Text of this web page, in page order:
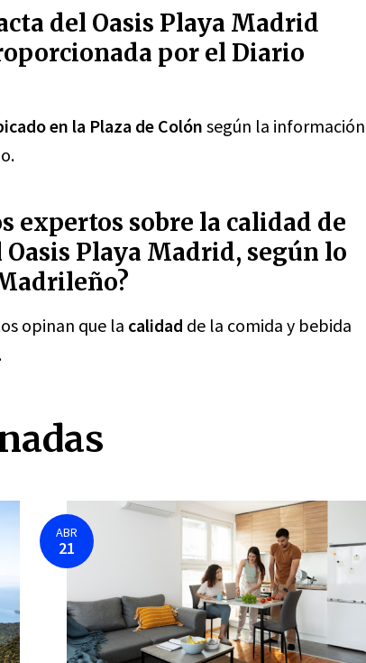
del Oasis Playa Madrid
por el Diario
en la Plaza de Colón según la información
expertos sobre la calidad de
Playa Madrid, según lo
opinan que la calidad de la comida y bebida
.
ABR
21